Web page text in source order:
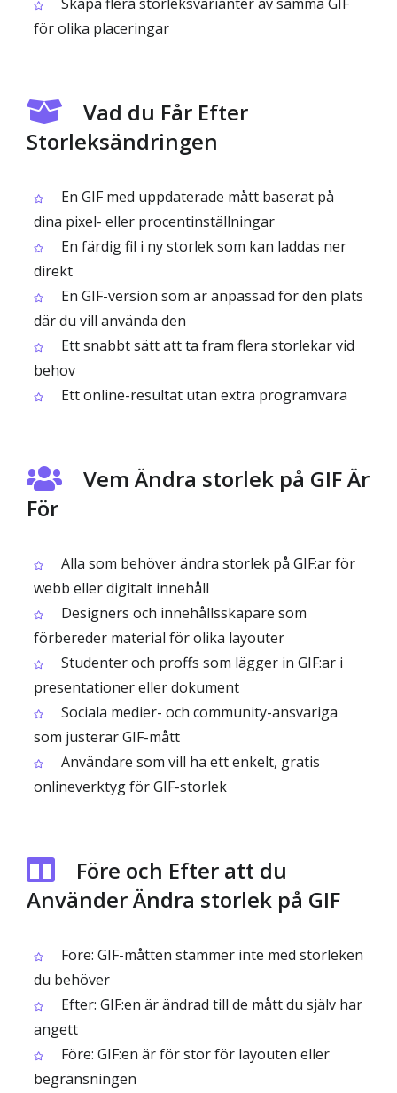
för olika placeringar
Vad du Får Efter
Storleksändringen
En GIF med uppdaterade mått baserat på
dina pixel- eller procentinställningar
En färdig fil i ny storlek som kan laddas ner
direkt
En GIF-version som är anpassad för den plats
där du vill använda den
Ett snabbt sätt att ta fram flera storlekar vid
behov
Ett online-resultat utan extra programvara
Vem Ändra storlek på GIF Är
För
Alla som behöver ändra storlek på GIF:ar för
webb eller digitalt innehåll
Designers och innehållsskapare som
förbereder material för olika layouter
Studenter och proffs som lägger in GIF:ar i
presentationer eller dokument
Sociala medier- och community-ansvariga
som justerar GIF-mått
Användare som vill ha ett enkelt, gratis
onlineverktyg för GIF-storlek
Före och Efter att du
Använder Ändra storlek på GIF
Före: GIF-måtten stämmer inte med storleken
du behöver
Efter: GIF:en är ändrad till de mått du själv har
angett
Före: GIF:en är för stor för layouten eller
begränsningen